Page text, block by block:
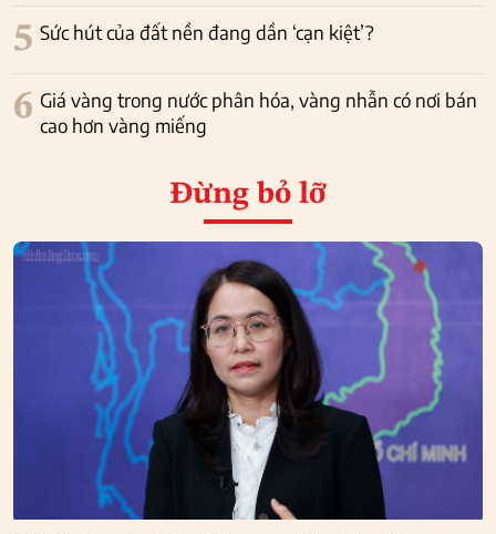
5 Sức hút của đất nền đang dần ‘cạn kiệt’?
6 Giá vàng trong nước phân hóa, vàng nhẫn có nơi bán
cao hơn vàng miếng
Đừng bỏ lỡ